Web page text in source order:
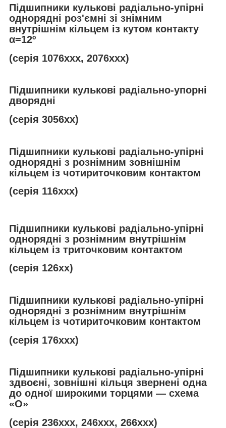
Підшипники кулькові радіально-упірні
однорядні роз'ємні зі знімним
внутрішнім кільцем із кутом контакту
α=12º
(серія 1076ххх, 2076ххх)
Підшипники кулькові радіально-упорні
дворядні
(серія 3056хх)
Підшипники кулькові радіально-упірні
однорядні з рознімним зовнішнім
кільцем із чотириточковим контактом
(серія 116ххх)
Підшипники кулькові радіально-упірні
однорядні з рознімним внутрішнім
кільцем із триточковим контактом
(серія 126хх)
Підшипники кулькові радіально-упірні
однорядні з рознімним внутрішнім
кільцем із чотириточковим контактом
(серія 176ххх)
Підшипники кулькові радіально-упірні
здвоєні, зовнішні кільця звернені одна
до одної широкими торцями — схема
«О»
(серія 236ххх, 246ххх, 266ххх)